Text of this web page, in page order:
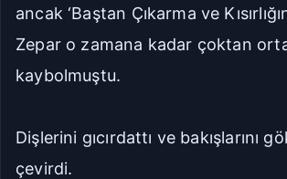
ancak ‘Baştan Çıkarma ve
Zepar o zamana kadar çoktan
kaybolmuştu.
Dişlerini gıcırdattı ve bakışlarını
çevirdi.